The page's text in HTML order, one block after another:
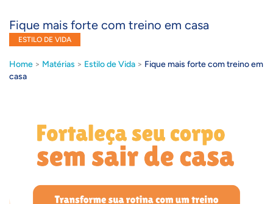
Fique mais forte com treino em casa
ESTILO DE VIDA
Home > Matérias > Estilo de Vida > Fique mais forte com treino em
casa